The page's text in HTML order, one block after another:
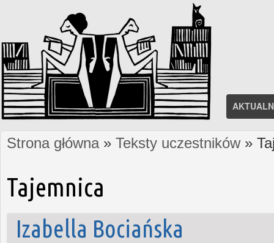
Jesteś tutaj
Strona główna» Teksty uczestników»
Tajemnica
Izabella Bociańska